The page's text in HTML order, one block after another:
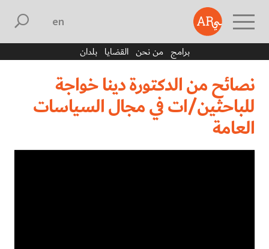
english
برامج من نحن القضايا بلدان
نصائح من الدكتورة دينا خواجة
للباحثين/ات في مجال السياسات
العامة